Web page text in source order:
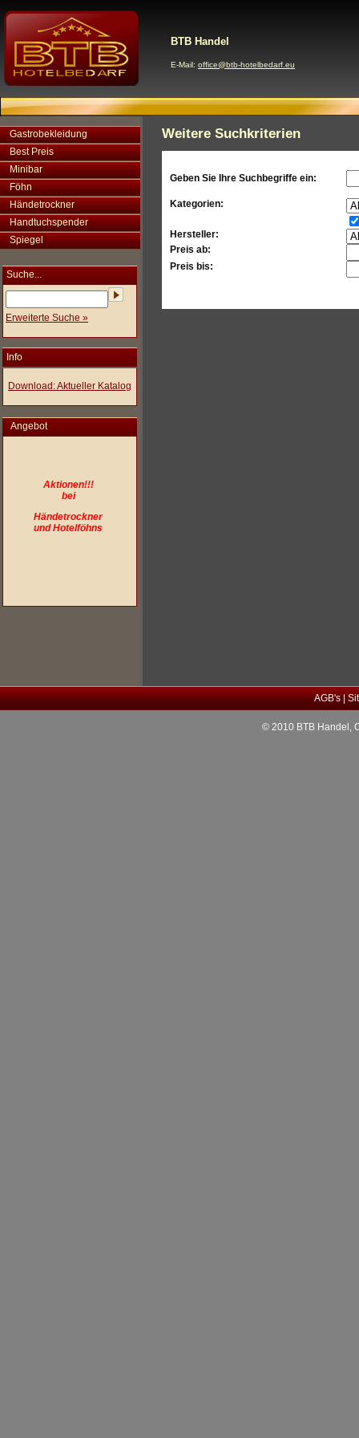
BTB Handel
E-Mail: office@btb-hotelbedarf.eu
Gastrobekleidung
Best Preis
Minibar
Föhn
Händetrockner
Handtuchspender
Spiegel
Suche...
Erweiterte Suche »
Info
Download: Aktueller Katalog
Angebot
Aktionen!!!
bei
Händetrockner
und Hotelföhns
Weitere Suchkriterien
Geben Sie Ihre Suchbegriffe ein:
Kategorien:
Hersteller:
Preis ab:
Preis bis:
AGB's|
© 2010 BTB Handel,